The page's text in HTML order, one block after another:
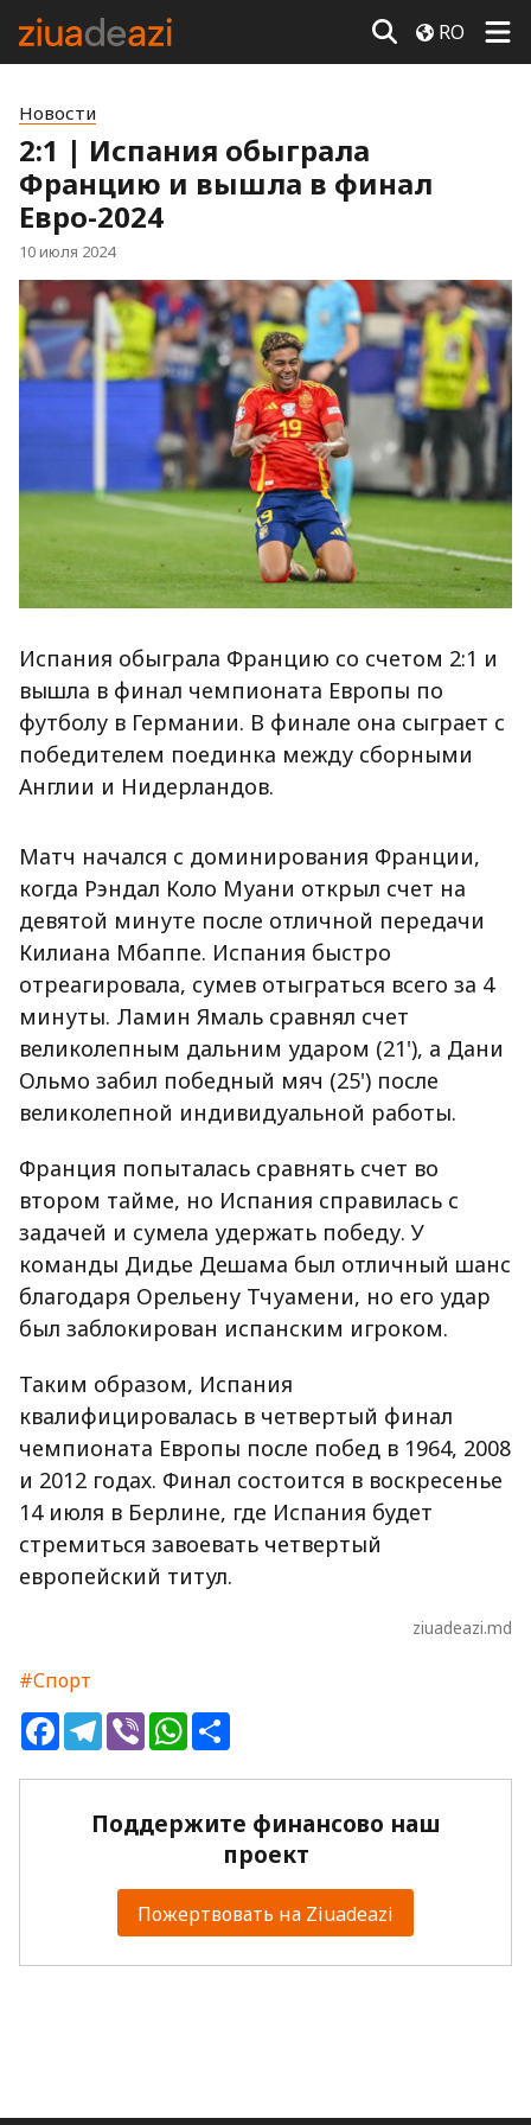
RO
Новости
2:1 | Испания обыграла
Францию и вышла в финал
Евро-2024
10 июля 2024
Испания обыграла Францию со счетом 2:1 и
вышла в финал чемпионата Европы по
футболу в Германии. В финале она сыграет с
победителем поединка между сборными
Англии и Нидерландов.
Матч начался с доминирования Франции,
когда Рэндал Коло Муани открыл счет на
девятой минуте после отличной передачи
Килиана Мбаппе. Испания быстро
отреагировала, сумев отыграться всего за 4
минуты. Ламин Ямаль сравнял счет
великолепным дальним ударом (21'), а Дани
Ольмо забил победный мяч (25') после
великолепной индивидуальной работы.
Франция попыталась сравнять счет во
втором тайме, но Испания справилась с
задачей и сумела удержать победу. У
команды Дидье Дешама был отличный шанс
благодаря Орельену Тчуамени, но его удар
был заблокирован испанским игроком.
Таким образом, Испания
квалифицировалась в четвертый финал
чемпионата Европы после побед в 1964, 2008
и 2012 годах. Финал состоится в воскресенье
14 июля в Берлине, где Испания будет
стремиться завоевать четвертый
европейский титул.
ziuadeazi.md
#Спорт
FacebookTelegram
ViberWhatsApp
Поддержите финансово наш
проект
Пожертвовать на Ziuadeazi